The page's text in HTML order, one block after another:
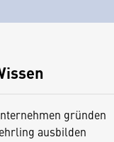
gründen
ausbilden